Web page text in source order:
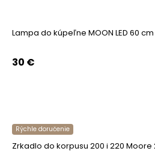
Lampa do kúpeľne MOON LED 60 cm
30 €
Rýchle doručenie
Zrkadlo do korpusu 200 i 220 Moore